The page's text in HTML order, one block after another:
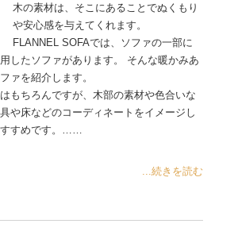
木の素材は、そこにあることでぬくもり
や安心感を与えてくれます。
FLANNEL SOFAでは、ソファの一部に
したソファがあります。 そんな暖かみあ
ァを紹介します。
もちろんですが、木部の素材や色合いな
や床などのコーディネートをイメージし
すすめです。……
...続きを読む